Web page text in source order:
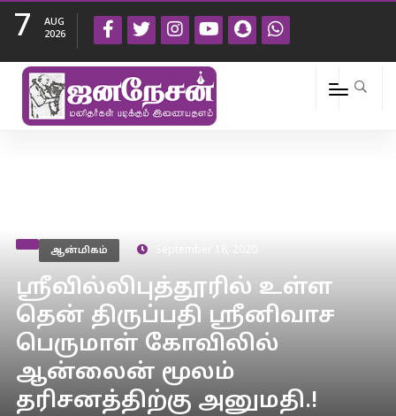
7
AUG
2026
ஆன்மிகம்
ஸ்ரீவில்லிபுத்தூரில் உள்ள
தென் திருப்பதி ஸ்ரீனிவாச
பெருமாள் கோவிலில்
ஆன்லைன் மூலம்
தரிசனத்திற்கு அனுமதி.!